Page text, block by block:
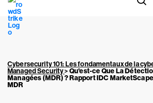
Cybersecurity 101: Les fondamentaux de la
Managed Security>Qu'est-ce Que La
Managées (MDR) ? Rapport IDC
MDR